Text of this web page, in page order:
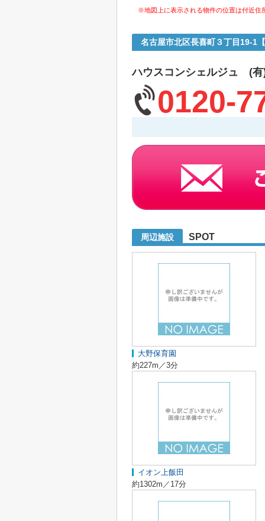
※地図上に表示される物件の位置は付近住
名古屋市北区長喜町３丁目19-1
ハウスコンシェルジュ (有
0120-
周辺施設 SPOT
大野保育園
約227m／3分
イオン上飯田
約1302m／17分